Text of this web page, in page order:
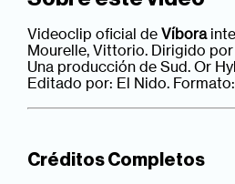
Videoclip oficial deVíbora
Mourelle, Vittorio. Dirigido por
Una producción de Sud. Or
Editado por: El Nido.
Créditos Completos